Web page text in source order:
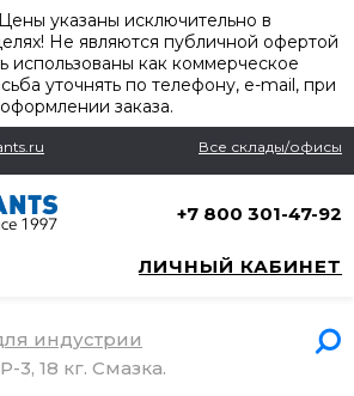
указаны исключительно в
Не являются публичной офертой
использованы как коммерческое
уточнять по телефону, e-mail, при
оформлении заказа.
Все склады/офисы
+7 800 301-47-92
ЛИЧНЫЙ КАБИНЕТ
индустрии
3, 18 кг. Смазка.